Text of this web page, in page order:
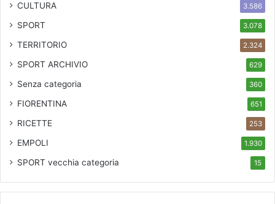
CULTURA 3.586
SPORT 3.078
TERRITORIO 2.324
SPORT ARCHIVIO 629
Senza categoria 360
FIORENTINA 651
RICETTE 253
EMPOLI 1.930
SPORT vecchia categoria 15